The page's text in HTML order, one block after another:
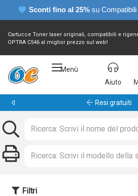
Sconti fino al 25% su
Cartucce Toner laser originali, compatibili e
OPTRA C546 al miglior prezzo sul web!
Menù
Aiuto
Resi gratuiti
Filtri